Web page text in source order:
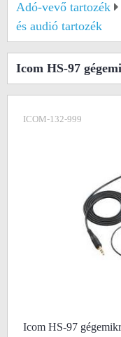
Adó-vevő tartozék
és audió tartozék
Icom HS-97
ICOM-132-999
Icom HS-97